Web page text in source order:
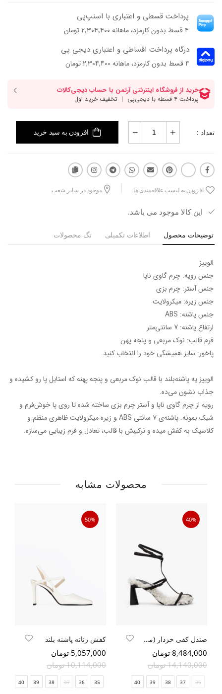
رویه از چرم گاوی ناپا و آستر چرم بزی ساخته شده تا روی پا خوش‌فرم و
شیک بمونه. پاشنه‌ی ۷ سانتی ABS و زیره میکرولایت ظاهری منظم و
کلاسیک به کفش میده و ترکیبش با قالب، تعادل و فرم زیبایی می‌سازه.
پرداخت قسطی و اعتباری با اسنپ‌پی
۴ قسط بدون کارمزد، ماهانه ۲٬۳۰۴٬۴۰۰ تومان
درگاه پرداخت اقساطی و اعتباری دیجی پی
۴ قسط بدون کارمزد، ماهانه 2,304,400 تومان
تعداد : افزودن به سبد خرید
افزودن به لیست علاقه‌مندی ها موجود در سایر شعب
این کالا موجود می باشد.
توضیحات محصول اطلاعات تکمیلی تگ محصولات
الوییز
جنس رویه: چرم گاوی ناپا
جنس آستر: چرم بزی
جنس زیره: میکرولایت
جنس پاشنه: ABS
ارتفاع پاشنه: 7 سانتی‌متر
فرم قالب: نوک مربعی و پنجه پهن
پاخور: سایز همیشگی خود را انتخاب کنید.
الوییز یه پاشنه‌بلند با قالب نوک مربعی و پنجه پهنه که استایل پا رو کشیده و
جذاب نشون می‌ده.
رویه از چرم گاوی ناپا و آستر چرم بزی ساخته شده تا روی پا خوش‌فرم و
شیک بمونه. پاشنه‌ی ۷ سانتی ABS و زیره میکرولایت ظاهری منظم و
کلاسیک به کفش میده و ترکیبش با قالب، تعادل و فرم زیبایی می‌سازه.
محصولات مشابه
40%
صندل کفی خزدار (مشکی سافتی - خز سفید)
8,484,000 تومان
14,140,000 تومان
36
37
38
39
40
50%
کفش زنانه پاشنه بلند
5,057,000 تومان
10,114,000 تومان
35
36
37
38
39
40